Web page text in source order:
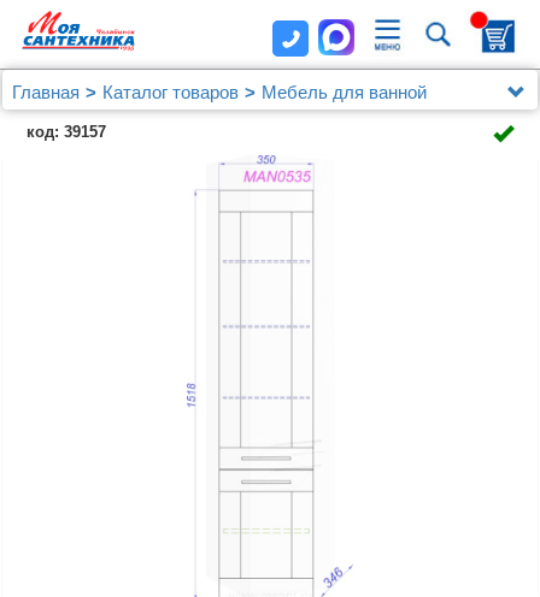
Главная Каталог товаров
Мебель для ванной
Шкафы - пеналы
Шкаф-пенал Aqwella Manchester 35 универсальный
код: 39157